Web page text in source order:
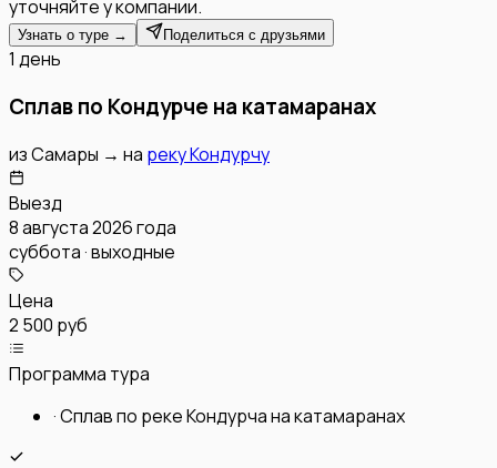
уточняйте у компании.
Узнать о туре → Поделиться с друзьями
1 день
Сплав по Кондурче на катамаранах
изСамары → на реку Кондурчу
Выезд
8 августа 2026 года
суббота · выходные
Цена
2 500 руб
Программа тура
·Сплав по реке Кондурча на катамаранах